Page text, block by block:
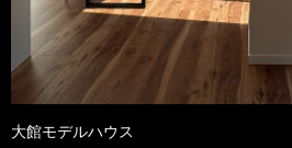
大館モデルハウス